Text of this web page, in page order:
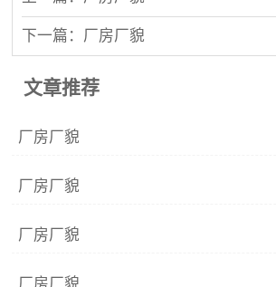
下一篇：厂房厂貌
文章推荐
厂房厂貌
厂房厂貌
厂房厂貌